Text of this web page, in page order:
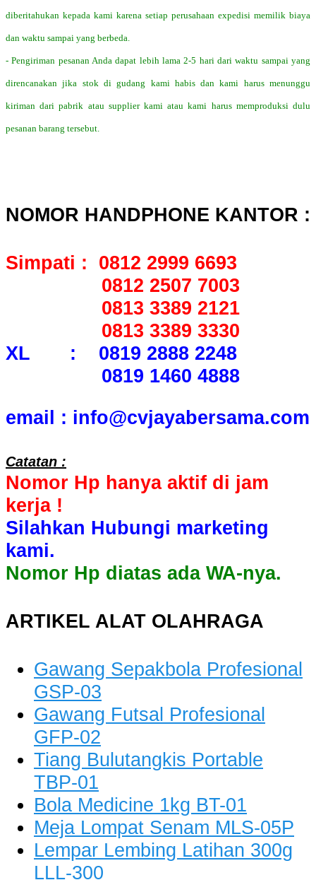
diberitahukan kepada kami karena setiap perusahaan expedisi memilik biaya
dan waktu sampai yang berbeda.
- Pengiriman pesanan Anda dapat lebih lama 2-5 hari dari waktu sampai yang
direncanakan jika stok di gudang kami habis dan kami harus menunggu
kiriman dari pabrik atau supplier kami atau kami harus memproduksi dulu
pesanan barang tersebut.
NOMOR HANDPHONE KANTOR :
Simpati : 0812 2999 6693
0812 2507 7003
0813 3389 2121
0813 3389 3330
XL : 0819 2888 2248
0819 1460 4888
email : info@cvjayabersama.com
Catatan :
Nomor Hp hanya aktif di jam
kerja !
Silahkan Hubungi marketing
kami.
Nomor Hp diatas ada WA-nya.
ARTIKEL ALAT OLAHRAGA
Gawang Sepakbola Profesional
GSP-03
Gawang Futsal Profesional
GFP-02
Tiang Bulutangkis Portable
TBP-01
Bola Medicine 1kg BT-01
Meja Lompat Senam MLS-05P
Lempar Lembing Latihan 300g
LLL-300